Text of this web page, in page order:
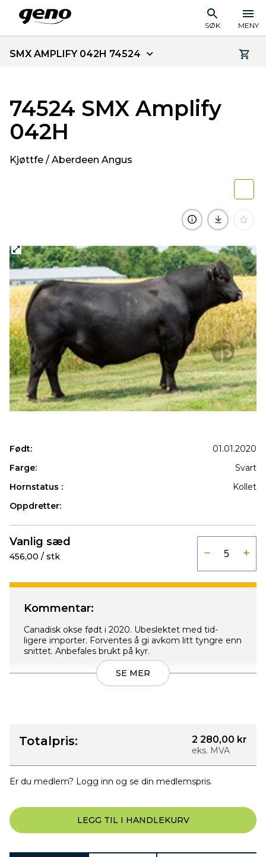
SØK MENY
SMX AMPLIFY 042H 74524
74524 SMX Amplify
042H
Kjøttfe / Aberdeen Angus
Født:
01.01.2020
Farge:
Svart
Hornstatus :
Kollet
Oppdretter:
Vanlig sæd
456,00 / stk
Kommentar:
Canadisk okse født i 2020. Ubeslektet med tid-
ligere importer. Forventes å gi avkom litt tyngre enn
snittet. Anbefales brukt på kyr.
SE MER
Totalpris: 2 280,00 kr
eks. MVA
Er du medlem? Logg inn og se din medlemspris.
LEGG TIL I HANDLEKURV